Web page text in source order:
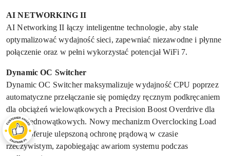
AI NETWORKING II
AI Networking II łączy inteligentne technologie, aby stale
optymalizować wydajność sieci, zapewniać niezawodne i płynne
połączenie oraz w pełni wykorzystać potencjał WiFi 7.
Dynamic OC Switcher
Dynamic OC Switcher maksymalizuje wydajność CPU poprzez
automatyczne przełączanie się pomiędzy ręcznym podkręcaniem
dla obciążeń wielowątkowych a Precision Boost Overdrive dla
zadań jednowątkowych. Nowy mechanizm Overclocking Load
Guard oferuje ulepszoną ochronę prądową w czasie
rzeczywistym, zapobiegając awariom systemu podczas